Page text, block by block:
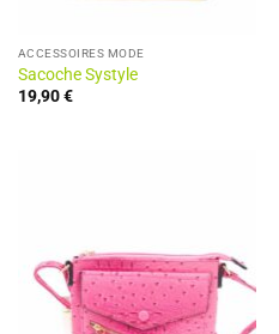
ACCESSOIRES MODE
Sacoche Systyle
19,90€